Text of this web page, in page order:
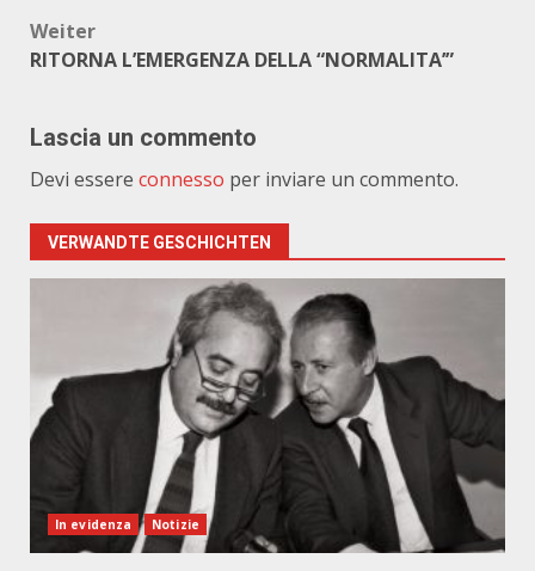
Weiter
RITORNA L’EMERGENZA DELLA “NORMALITA’”
Lascia un commento
Devi essere connesso per inviare un commento.
VERWANDTE GESCHICHTEN
In evidenza Notizie